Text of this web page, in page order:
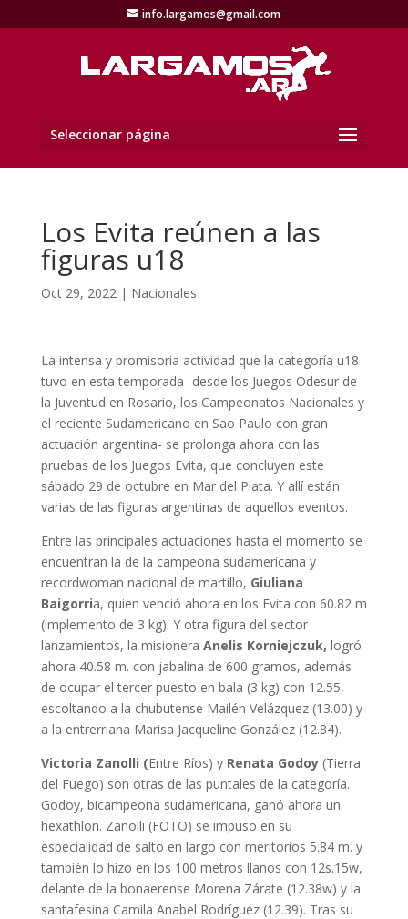
info.largamos@gmail.com
Seleccionar página
Los Evita reúnen a las
figuras u18
Oct 29, 2022| Nacionales
La intensa y promisoria actividad que la categoría u18
tuvo en esta temporada -desde los Juegos Odesur de
la Juventud en Rosario, los Campeonatos Nacionales y
el reciente Sudamericano en Sao Paulo con gran
actuación argentina- se prolonga ahora con las
pruebas de los Juegos Evita, que concluyen este
sábado 29 de octubre en Mar del Plata. Y allí están
varias de las figuras argentinas de aquellos eventos.
Entre las principales actuaciones hasta el momento se
encuentran la de la campeona sudamericana y
recordwoman nacional de martillo, Giuliana
Baigorria, quien venció ahora en los Evita con 60.82 m
(implemento de 3 kg). Y otra figura del sector
lanzamientos, la misionera Anelis Korniejczuk, logró
ahora 40.58 m. con jabalina de 600 gramos, además
de ocupar el tercer puesto en bala (3 kg) con 12.55,
escoltando a la chubutense Mailén Velázquez (13.00) y
a la entrerriana Marisa Jacqueline González (12.84).
Victoria Zanolli (Entre Ríos) y Renata Godoy(Tierra
del Fuego) son otras de las puntales de la categoría.
Godoy, bicampeona sudamericana, ganó ahora un
hexathlon. Zanolli (FOTO) se impuso en su
especialidad de salto en largo con meritorios 5.84 m. y
también lo hizo en los 100 metros llanos con 12s.15w,
delante de la bonaerense Morena Zárate (12.38w) y la
santafesina Camila Anabel Rodríguez (12.39). Tras su